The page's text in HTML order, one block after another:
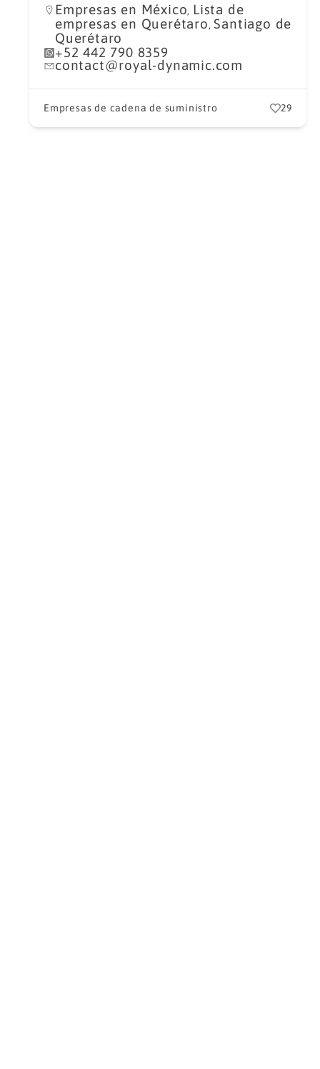
Empresas en México, Lista de
empresas en Querétaro,Santiago de
Querétaro
+52 442 790 8359
contact@royal-dynamic.com
Empresas de cadena de suministro 29